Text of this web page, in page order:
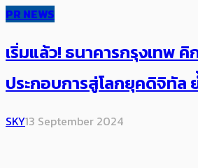
PR NEWS
เริ่มแล้ว! ธนาคารกรุงเทพ
ประกอบการสู่โลกยุคดิจิทัล
SKY13 September 2024